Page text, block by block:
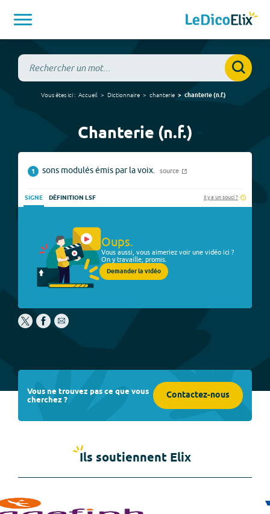
Vous êtes ici : Accueil Dictionnaire chanterie chanterie(n.f.)
Chanterie (n.f.)
1 sons modulés émis par la voix. source
SIGNE DÉFINITION LSF Il y a un souci ?
Oups.
Vous aussi, vous aimeriez voir une vidéo ici ?
On y travaille, promis.
Demander la vidéo
Vous ne trouvez pas ce que vous
cherchez ? Contactez-nous
Ils soutiennent Elix